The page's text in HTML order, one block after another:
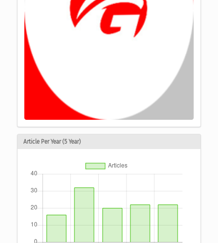
Article Per Year (5 Year)